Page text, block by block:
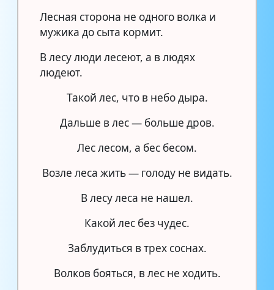
Лесная сторона не одного волка и
мужика до сыта кормит.
В лесу люди лесеют, а в людях
людеют.
Такой лес, что в небо дыра.
Дальше в лес — больше дров.
Лес лесом, а бес бесом.
Возле леса жить — голоду не видать.
В лесу леса не нашел.
Какой лес без чудес.
Заблудиться в трех соснах.
Волков бояться, в лес не ходить.